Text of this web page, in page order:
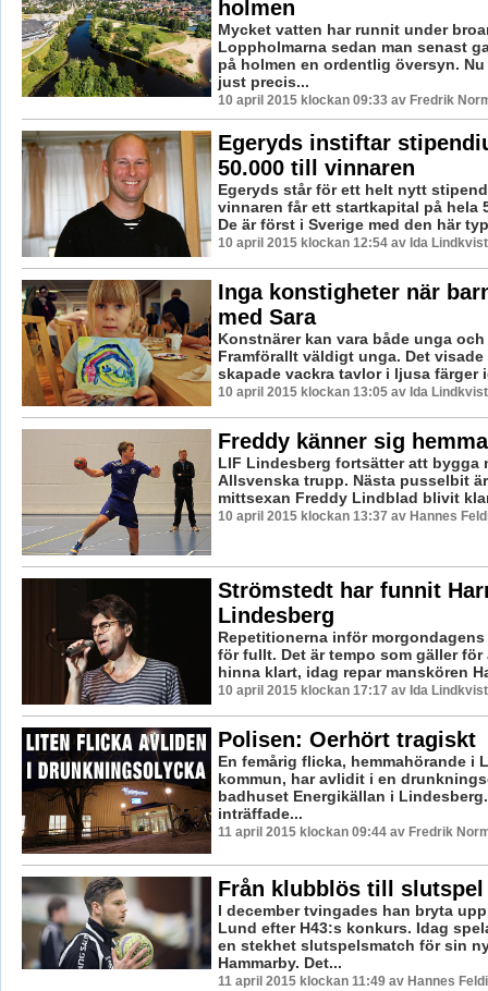
holmen
Mycket vatten har runnit under
Loppholmarna sedan man senast
på holmen en ordentlig översyn.
just precis...
10 april 2015 klockan 09:33 av Fredrik
Egeryds instiftar
50.000 till vinnaren
Egeryds står för ett helt nytt
vinnaren får ett startkapital på hela
De är först i Sverige med den här
10 april 2015 klockan 12:54 av Ida Lindkvist
Inga konstigheter när
med Sara
Konstnärer kan vara både unga och
Framförallt väldigt unga. Det visade
skapade vackra tavlor i ljusa färger
10 april 2015 klockan 13:05 av Ida Lindkvist
Freddy känner sig
LIF Lindesberg fortsätter att bygga
Allsvenska trupp. Nästa pusselbit
mittsexan Freddy Lindblad blivit
10 april 2015 klockan 13:37 av Hannes
Strömstedt har funnit
Lindesberg
Repetitionerna inför morgondagens
för fullt. Det är tempo som gäller för
hinna klart, idag repar manskören
10 april 2015 klockan 17:17 av Ida Lindkvist
Polisen: Oerhört tragiskt
En femårig flicka, hemmahörande i
kommun, har avlidit i en
badhuset Energikällan i
inträffade...
11 april 2015 klockan 09:44 av Fredrik
Från klubblös till slutspel
I december tvingades han bryta
Lund efter H43:s konkurs. Idag
en stekhet slutspelsmatch för sin
Hammarby. Det...
11 april 2015 klockan 11:49 av Hannes